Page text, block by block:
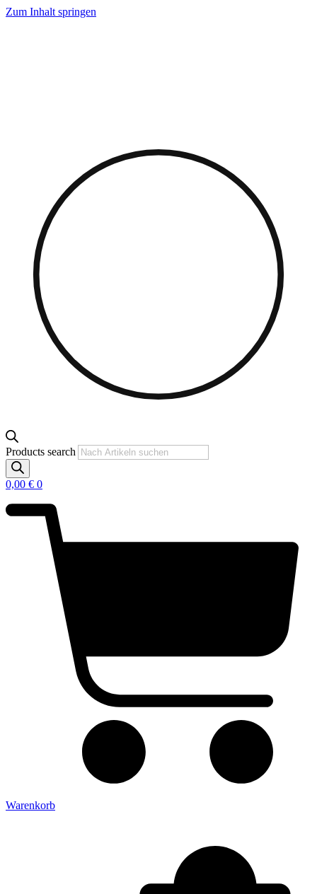
Zum Inhalt springen
Products search
0,00 € 0
Warenkorb